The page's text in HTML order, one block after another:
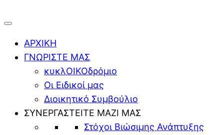
ΑΡΧΙΚΗ
ΓΝΩΡΙΣΤΕ ΜΑΣ
κυκλΟΙΚΟδρόμιο
Οι Ειδικοί μας
Διοικητικό Συμβούλιο
ΣΥΝΕΡΓΑΣΤΕΙΤΕ ΜΑΖΙ ΜΑΣ
Στόχοι Βιώσιμης Ανάπτυξης